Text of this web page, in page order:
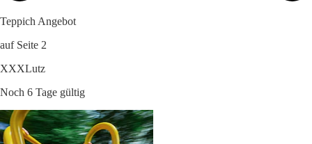
Teppich Angebot
auf Seite 2
XXXLutz
Noch 6 Tage gültig